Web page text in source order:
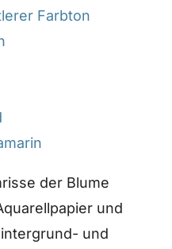
Farbton
der Blume
und
und